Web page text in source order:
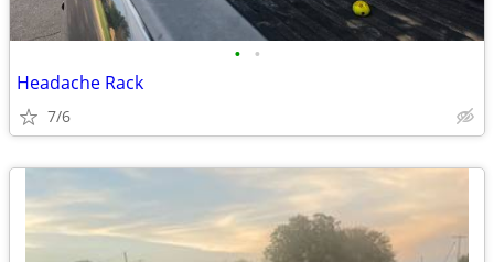
• •
Headache Rack
7/6